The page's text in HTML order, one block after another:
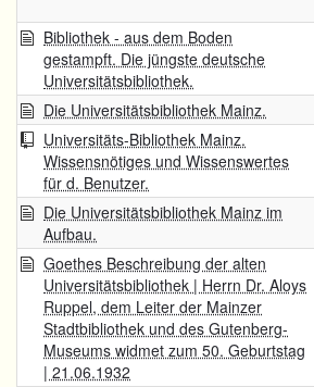
Bibliothek - aus dem Boden
gestampft. Die jüngste deutsche
Universitätsbibliothek.
Die Universitätsbibliothek Mainz.
Universitäts-Bibliothek Mainz.
Wissensnötiges und Wissenswertes
für d. Benutzer.
Die Universitätsbibliothek Mainz im
Aufbau.
Goethes Beschreibung der alten
Universitätsbibliothek | Herrn Dr. Aloys
Ruppel, dem Leiter der Mainzer
Stadtbibliothek und des Gutenberg-
Museums widmet zum 50. Geburtstag
| 21.06.1932